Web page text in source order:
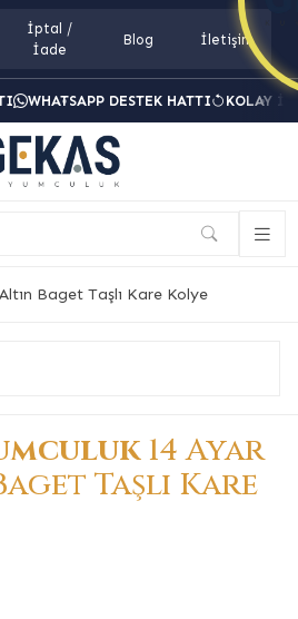
İptal /
İade
Blog İletişim
WHATSAPP DESTEK HATTI KOLAY
Baget Taşlı Kare Kolye
14 Ayar
Taşlı Kare